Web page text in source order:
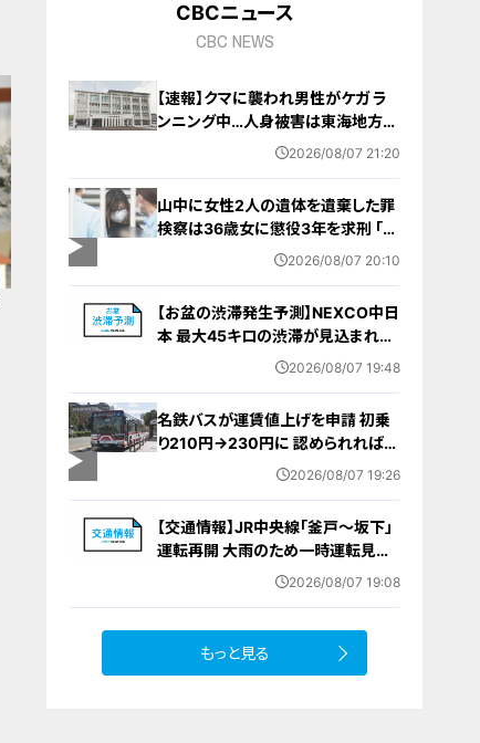
CBCニュース
CBC NEWS
【速報】クマに襲われ男性がケガ ラ
ンニング中…人身被害は東海地方で
今シーズン初めて 岐阜県高山市
2026/08/07 21:20
山中に女性2人の遺体を遺棄した罪
検察は36歳女に懲役3年を求刑 ｢遺
棄時に近くに居続けたこと自体が重
2026/08/07 20:10
【お盆の渋滞発生予測】NEXCO中日
本 最大45キロの渋滞が見込まれる
区間も… 中央道・東名・新東名・東名
2026/08/07 19:48
名鉄バスが運賃値上げを申請 初乗
り210円→230円に 認められれば
12月から全路線で平均1割程度の値
2026/08/07 19:26
【交通情報】JR中央線「釜戸～坂下」
運転再開 大雨のため一時運転見合
2026/08/07 19:08
もっと見る